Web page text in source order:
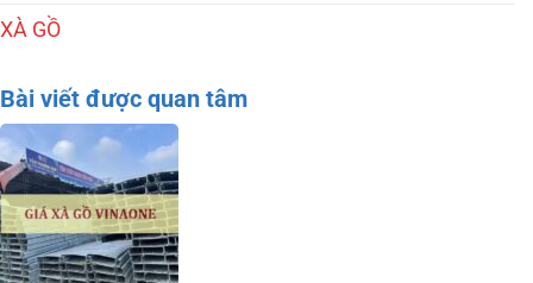
XÀ GỒ
Bài viết được quan tâm